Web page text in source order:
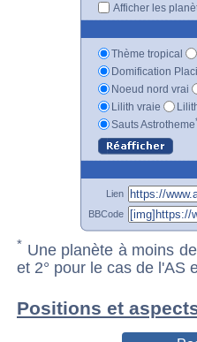
Afficher les
Thème tropical
Domification
Noeud nord vrai
Lilith vraie
Sauts Astrotheme
Lien
BBCode
* Une planète à moins
et 2° pour le cas de l'AS
Positions et